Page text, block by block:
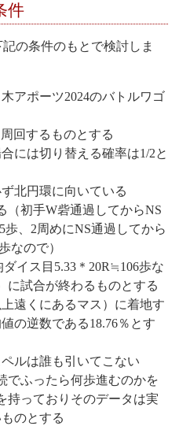
件
の条件のもとで検討しま
アポーツ2024のバトルワゴ
回するものとする
には切り替える確率は1/2と
北円環に向いている
（初手W砦通過してからNS
歩、2周めにNS通過してから
なので）
イス目5.33＊20R≒106歩な
に試合が終わるものとする
遠くにあるマス）に着地す
の逆数である18.76％とす
ルは誰も引いてこない
でふったら何歩進むのかを
持っておりそのデータは実
のとする